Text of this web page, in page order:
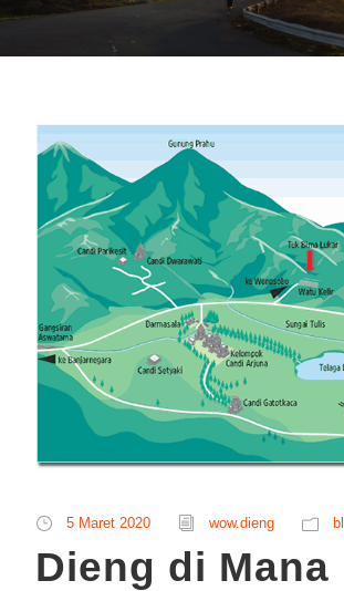
5 Maret 2020 wow.dieng
Dieng di Mana